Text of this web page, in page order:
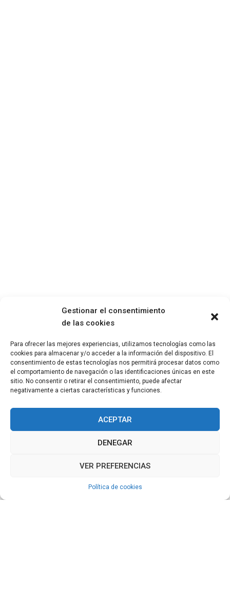
Gestionar el consentimiento
de las cookies
Para ofrecer las mejores experiencias, utilizamos tecnologías como las
cookies para almacenar y/o acceder a la información del dispositivo. El
consentimiento de estas tecnologías nos permitirá procesar datos como
el comportamiento de navegación o las identificaciones únicas en este
sitio. No consentir o retirar el consentimiento, puede afectar
negativamente a ciertas características y funciones.
ACEPTAR
DENEGAR
VER PREFERENCIAS
Política de cookies